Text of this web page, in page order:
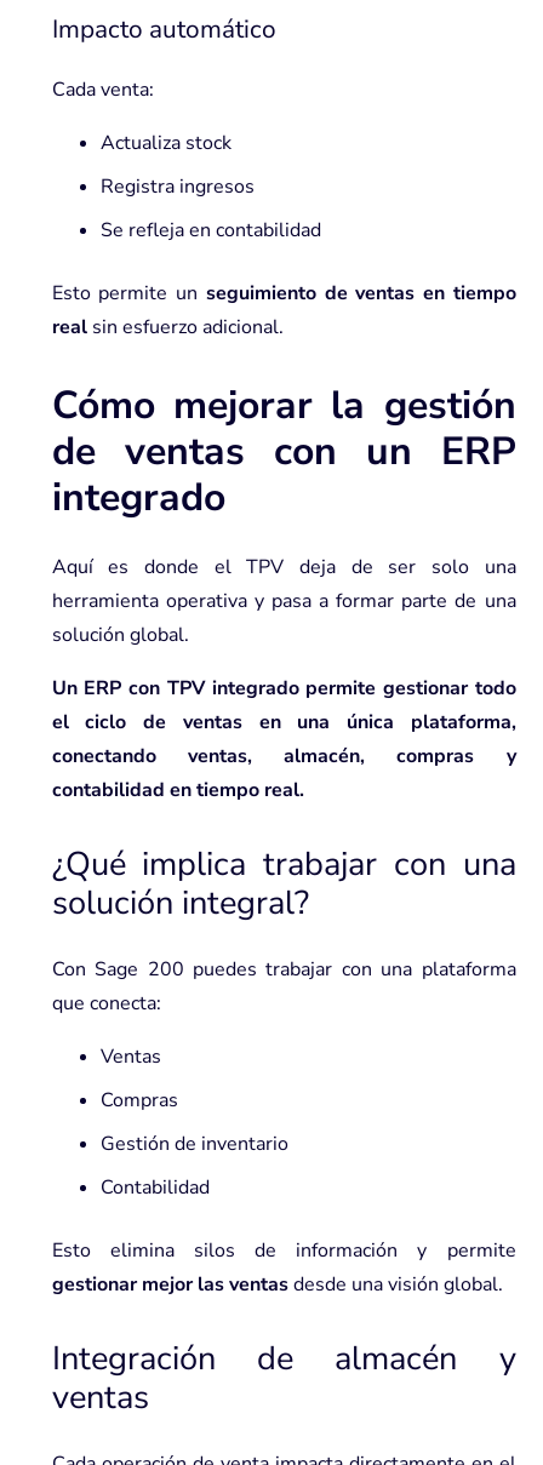
Impacto automático
Cada venta:
Actualiza stock
Registra ingresos
Se refleja en contabilidad
Esto permite un seguimiento de ventas en tiempo
realsin esfuerzo adicional.
Cómo mejorar la gestión
de ventas con un ERP
integrado
Aquí es donde el TPV deja de ser solo una
herramienta operativa y pasa a formar parte de una
solución global.
Un ERP con TPV integrado permite gestionar todo
el ciclo de ventas en una única plataforma,
conectando ventas, almacén, compras y
contabilidad en tiempo real.
¿Qué implica trabajar con una
solución integral?
Con Sage 200 puedes trabajar con una plataforma
que conecta:
Ventas
Compras
Gestión de inventario
Contabilidad
Esto elimina silos de información y permite
gestionar mejor las ventasdesde una visión global.
Integración de almacén y
ventas